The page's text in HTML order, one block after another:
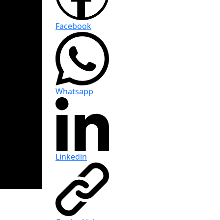
Facebook
Whatsapp
Linkedin